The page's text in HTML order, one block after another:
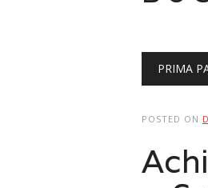
PRIMA
POSTED ON